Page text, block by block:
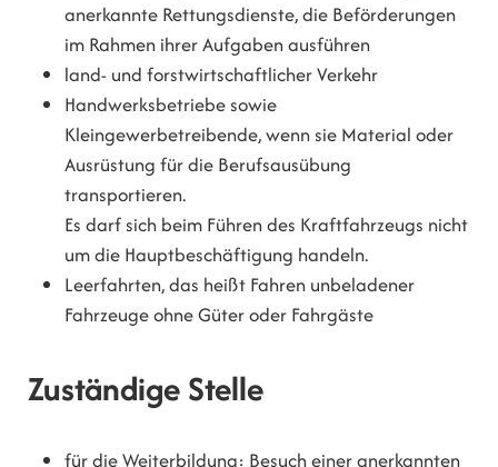
anerkannte Rettungsdienste, die Beförderungen
im Rahmen ihrer Aufgaben ausführen
land- und forstwirtschaftlicher Verkehr
Handwerksbetriebe sowie
Kleingewerbetreibende, wenn sie Material oder
Ausrüstung für die Berufsausübung
transportieren.
Es darf sich beim Führen des Kraftfahrzeugs nicht
um die Hauptbeschäftigung handeln.
Leerfahrten, das heißt Fahren unbeladener
Fahrzeuge ohne Güter oder Fahrgäste
Zuständige Stelle
für die Weiterbildung: Besuch einer anerkannten